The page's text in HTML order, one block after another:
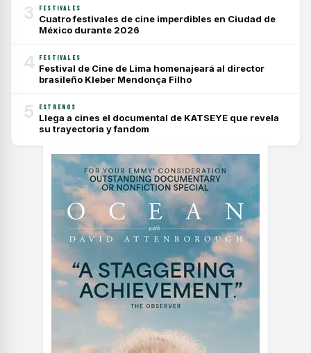
3 FESTIVALES
Cuatro festivales de cine imperdibles en Ciudad de
México durante 2026
4 FESTIVALES
Festival de Cine de Lima homenajeará al director
brasileño Kleber Mendonça Filho
5 ESTRENOS
Llega a cines el documental de KATSEYE que revela
su trayectoria y fandom